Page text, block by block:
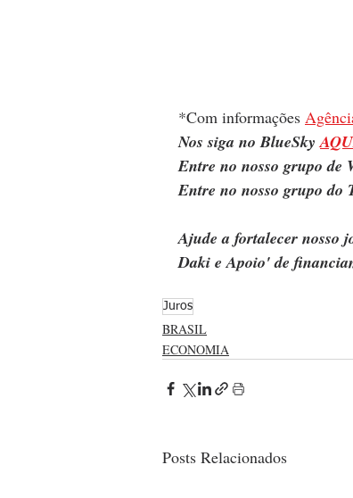
*Com informações
Nos siga no BlueSky
Entre no nosso grupo de
Entre no nosso grupo do
Ajude a fortalecer nosso
Daki e Apoio' de
Juros
BRASIL
ECONOMIA
Posts Relacionados